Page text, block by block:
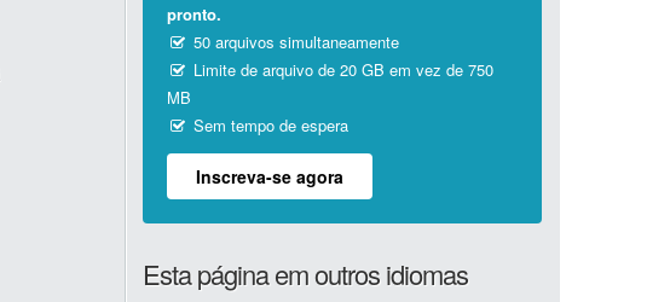
pronto.
50 arquivos simultaneamente
Limite de arquivo de 20 GB em vez de 750
MB
Sem tempo de espera
Inscreva-se agora
Esta página em outros idiomas